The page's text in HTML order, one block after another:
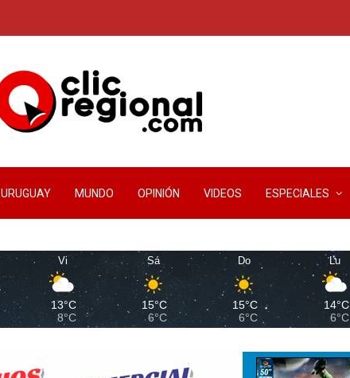
URUGUAY MUNDO OPINIÓN VIDEOS ESPECIALES
Vi
13°C
8°C
Sá
15°C
6°C
Do
15°C
6°C
Lu
14°C
6°C